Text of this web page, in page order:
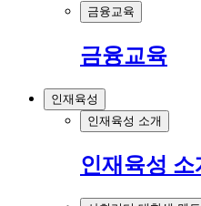
금융교육
금융교육
인재육성
인재육성 소개
인재육성 소